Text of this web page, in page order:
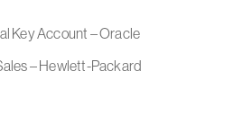
Key Account – Oracle
– Hewlett-Packard